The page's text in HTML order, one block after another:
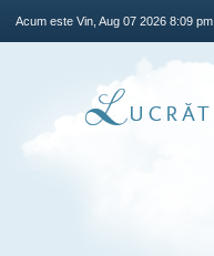
Acum este Vin, Aug 07 2026 8:09 pm